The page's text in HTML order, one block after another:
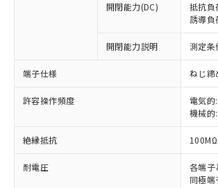
開閉能力(DC)
抵抗負
誘導
開閉能力説明 測定
端子仕様 ねじ締
許容操作頻度
電気
機械
絶縁抵抗
耐電圧
各端
同極
本サービスは、当社制御機器
商品の当社在庫状況および標
(税抜)を提供させていただく
当社制御機器事業取扱商品の
本サービスの対象外となる商
ことをご了承ください。
在庫状況および標準価格照会
記載している更新日時点での
タに基づき作成されるもので
覧された時点での実際の在庫
準価格とは異なる場合がある
調査・確認中：EU RoHS指令（10
非含有の対応状況を調査中または
非該当品：ライセンス料など無形
害物質有無と関係のない商品です。
仕入先様の事情により、非含有部
いたものが、含有品と判明した場
むを得ず変更することがあります。
*EU RoHS指令（10物質）：
鉛(Pb) 1000ppm以下、 水銀(Hg) 1000ppm
六価クロム(Cr(Ⅵ)) 1000ppm以下、ポリ臭化
類(PBB) 1000ppm以下、ポリ臭化ジフェニ
「○」：最大均質材料含有率が中
基準値以下であることを示します。
「×」：最大均質材料含有率が中
基準値を超えていることを示しま
「－」：未確認です。当社販売部
*中国RoHS10物質の基準値 (GB/T26572)：
Pb(鉛) :1000ppm、 Hg(水銀) : 1000ppm、
Cr(Ⅵ)(六価クロム) : 1000ppm、 PBBs(ポリ
当社は、これら貴社製品のう
為替および外国貿易法に定め
（以下｢規制貨物等」という
または国外への提供する場合
可)を取得するなどの必要な